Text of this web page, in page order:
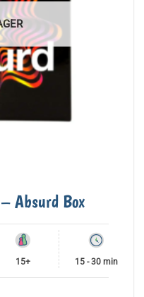
Absurd Box
15+ 15 - 30 min